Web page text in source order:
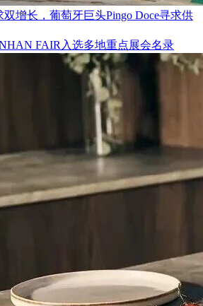
双增长，葡萄牙巨头Pingo Doce寻求供
FAIR入选多地重点展会名录